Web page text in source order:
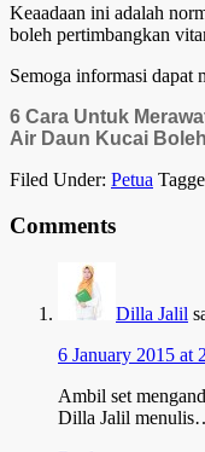
Keaadaan ini adalah
boleh pertimbangkan
Semoga informasi dapat
6 Cara Untuk
Air Daun Kucai
Filed Under: Petua
Comments
Dilla Jalil
6 January 2015 at
Ambil set
Dilla Jalil